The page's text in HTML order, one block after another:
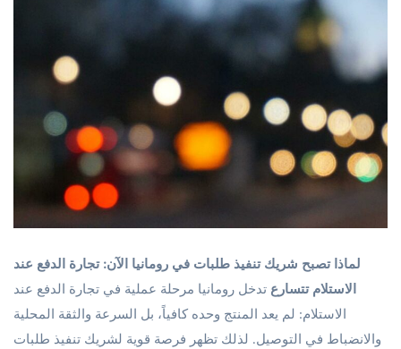
لماذا تصبح شريك تنفيذ طلبات في رومانيا الآن: تجارة الدفع عند
الاستلام تتسارع تدخل رومانيا مرحلة عملية في تجارة الدفع عند
الاستلام: لم يعد المنتج وحده كافياً، بل السرعة والثقة المحلية
والانضباط في التوصيل. لذلك تظهر فرصة قوية لشريك تنفيذ طلبات